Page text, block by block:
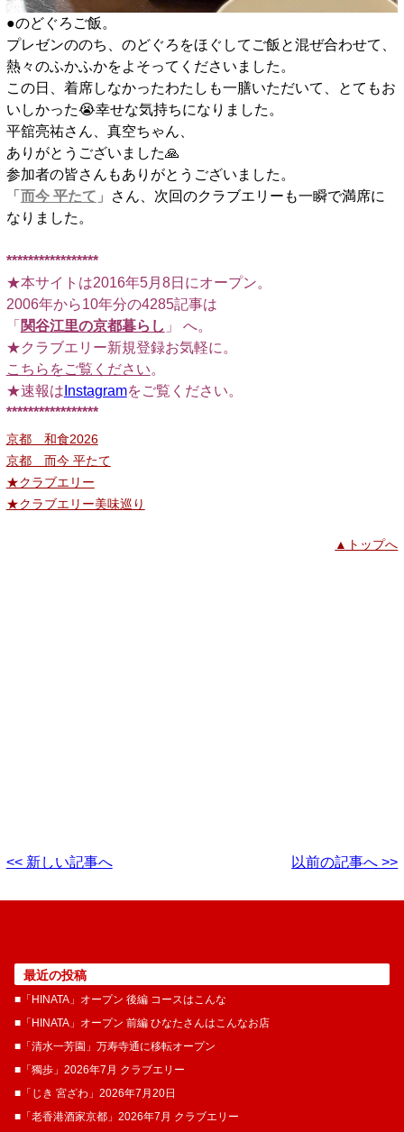
●のどぐろご飯。
プレゼンののち、のどぐろをほぐしてご飯と混ぜ合わせて、
熱々のふかふかをよそってくださいました。
この日、着席しなかったわたしも一膳いただいて、とてもお
いしかった😭幸せな気持ちになりました。
平舘亮祐さん、真空ちゃん、
ありがとうございました🙏
参加者の皆さんもありがとうございました。
「 而今 平たて 」さん、次回のクラブエリーも一瞬で満席に
なりました。
*****************
★本サイトは2016年5月8日にオープン。
2006年から10年分の4285記事は
「 関谷江里の京都暮らし 」 へ。
★クラブエリー新規登録お気軽に。
こちらをご覧ください。
★速報は Instagramをご覧ください。
*****************
京都 和食2026
京都 而今 平たて
★クラブエリー
★クラブエリー美味巡り
▲トップへ
<< 新しい記事へ 以前の記事へ >>
最近の投稿
■「HINATA」オープン 後編 コースはこんな
■「HINATA」オープン 前編 ひなたさんはこんなお店
■「清水一芳園」万寿寺通に移転オープン
■「獨歩」2026年7月 クラブエリー
■「じき 宮ざわ」2026年7月20日
■「老香港酒家京都」2026年7月 クラブエリー